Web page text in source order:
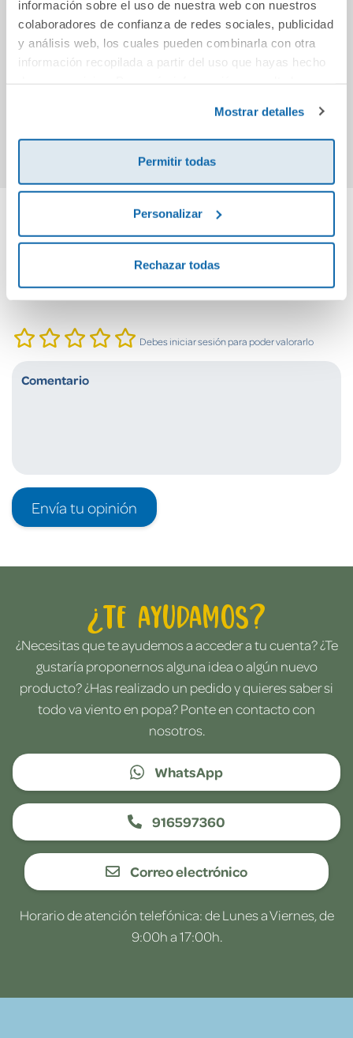
información sobre el uso de nuestra web con nuestros
colaboradores de confianza de redes sociales, publicidad
y análisis web, los cuales pueden combinarla con otra
información recopilada a partir del uso que hayas hecho
Mostrar detalles
Permitir todas
Personalizar
Rechazar todas
Buena letra
cursiva 6
RANITO
EL
Cuéntanos tu opinión
¡Sé el primero en valorar este producto!
Debes iniciar sesión para poder valorarlo
Envía tu opinión
¿Te ayudamos?
¿Necesitas que te ayudemos a acceder a tu cuenta? ¿Te
gustaría proponernos alguna idea o algún nuevo
producto? ¿Has realizado un pedido y quieres saber si
todo va viento en popa? Ponte en contacto con
nosotros.
WhatsApp
916597360
Correo electrónico
Horario de atención telefónica: de Lunes a Viernes, de
9:00h a 17:00h.